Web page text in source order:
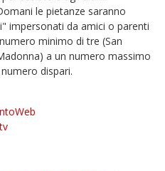
le pietanze saranno
impersonati da amici o parenti
minimo di tre (San
a un numero massimo
dispari.